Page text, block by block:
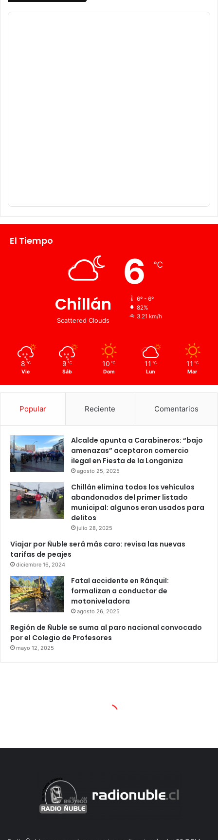
El Tiempo
Chillán
Scattered Clouds
6 ℃
6º - 6º
82%
3.21 km/h
8 ℃
Vie
9 ℃
Sáb
10 ℃
Dom
11 ℃
Lun
11 ℃
Mar
Popular Reciente Comentarios
Alcalde apunta a Carabineros: “bajo
amenazas” aceptaron comercio
ilegal en Fiesta de la Longaniza
agosto 25, 2025
Chillán elimina todos los vehículos
abandonados del primer listado
municipal: algunos eran usados para
delitos
julio 28, 2025
Viajar por Ñuble será más caro: revisa las nuevas
tarifas de peajes
diciembre 16, 2024
Fatal accidente en Ránquil:
formalizan a conductor de
motoniveladora
agosto 26, 2025
Región de Ñuble se suma al paro nacional convocado
por el Colegio de Profesores
mayo 12, 2025